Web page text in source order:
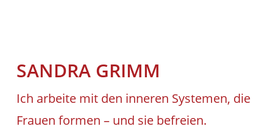
SAN­DRA GRIMM
Ich arbei­te mit den inne­ren Sys­te­men, die
Frau­en for­men – und sie befreien.